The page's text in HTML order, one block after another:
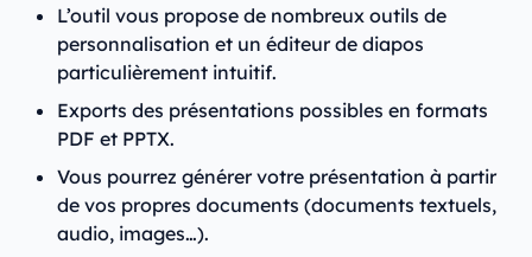
L’outil vous propose de nombreux outils de
personnalisation et un éditeur de diapos
particulièrement intuitif.
Exports des présentations possibles en formats
PDF et PPTX.
Vous pourrez générer votre présentation à partir
de vos propres documents (documents textuels,
audio, images…).